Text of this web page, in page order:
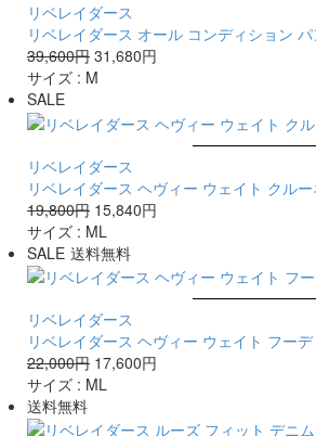
リベレイダース
リベレイダース オール コンディション
39,600円 31,680円
サイズ : M
SALE
リベレイダース
リベレイダース ヘヴィー ウェイト クルー
19,800円 15,840円
サイズ : ML
SALE 送料無料
リベレイダース
リベレイダース ヘヴィー ウェイト フー
22,000円 17,600円
サイズ : ML
送料無料